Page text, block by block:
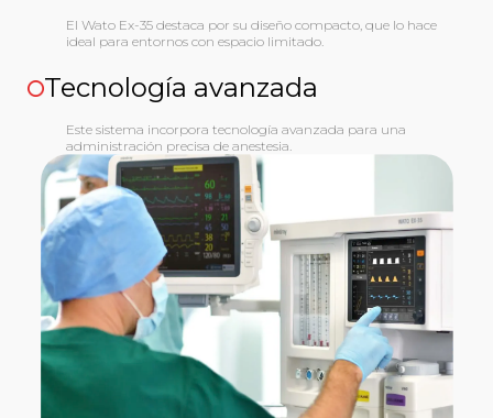
El Wato Ex-35 destaca por su diseño compacto, que lo hace
ideal para entornos con espacio limitado.
Tecnología avanzada
Este sistema incorpora tecnología avanzada para una
administración precisa de anestesia.